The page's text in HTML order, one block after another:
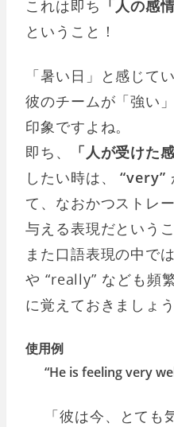
これは即ち 「人の感
ということ！
「暑い日」と感じて
彼のチームが「強い
印象ですよね。
即ち、
「人が受けた
したい時は、“very”
て、なおかつストレ
与える表現だというこ
また口語表現の中で
や “really” なども頻
に覚えておきましょう
使用例
“He is feeling very
「彼は今、とても